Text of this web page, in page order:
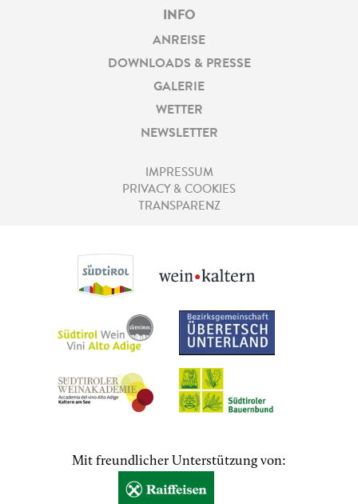
INFO
ANREISE
DOWNLOADS & PRESSE
GALERIE
WETTER
NEWSLETTER
IMPRESSUM
PRIVACY & COOKIES
TRANSPARENZ
Mit freundlicher Unterstützung von: